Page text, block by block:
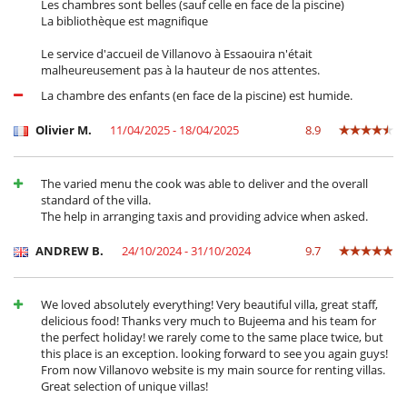
Tischfußball
Tischtennis
Les chambres sont belles (sauf celle en face de la piscine)
La bibliothèque est magnifique
Le service d'accueil de Villanovo à Essaouira n'était
malheureusement pas à la hauteur de nos attentes.
La chambre des enfants (en face de la piscine) est humide.
Olivier M. 11/04/2025 - 18/04/2025 8.9
The varied menu the cook was able to deliver and the overall
standard of the villa.
The help in arranging taxis and providing advice when asked.
ANDREW B. 24/10/2024 - 31/10/2024 9.7
We loved absolutely everything! Very beautiful villa, great staff,
delicious food! Thanks very much to Bujeema and his team for
the perfect holiday! we rarely come to the same place twice, but
this place is an exception. looking forward to see you again guys!
From now Villanovo website is my main source for renting villas.
Great selection of unique villas!